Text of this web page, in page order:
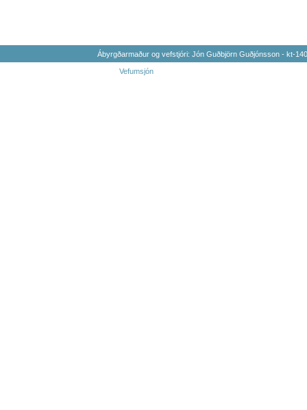
Ábyrgðarmaður og vefstjóri: Jón Guðbjörn Guðjónsson - kt-
Vefumsjón